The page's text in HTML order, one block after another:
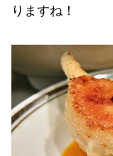
りますね！